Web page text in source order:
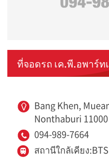
ที่จอดรถ เค.พี.อพาร์ท
Bang Khen,
Nonthaburi 11000
094-989-7664
สถานีใกล้เคียง